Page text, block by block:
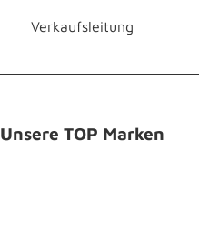
Verkaufsleitung
Unsere TOP Marken